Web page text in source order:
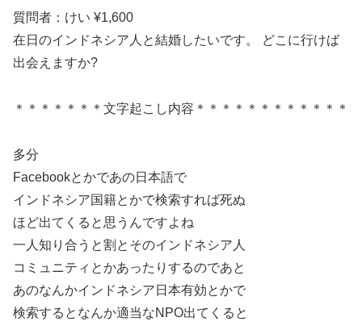
質問者：けい ¥1,600
在日のインドネシア人と結婚したいです。 どこに行けば
出会えますか?
＊＊＊＊＊＊＊文字起こし内容＊＊＊＊＊＊＊＊＊＊＊＊
多分
Facebookとかであの日本語で
インドネシア国籍とかで検索すれば死ぬ
ほど出てくると思うんですよね
一人知り合うと割とそのインドネシア人
コミュニティとかあったりするのであと
あのなんかインドネシア日本有効とかで
検索するとなんか適当なNPO出てくると